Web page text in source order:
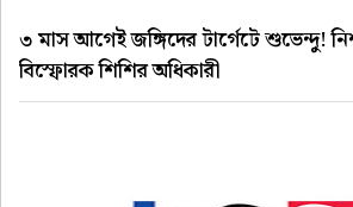
৩ মাস আগেই জঙ্গিদের টার্গেটে শুভেন্দু!
বিস্ফোরক শিশির অধিকারী